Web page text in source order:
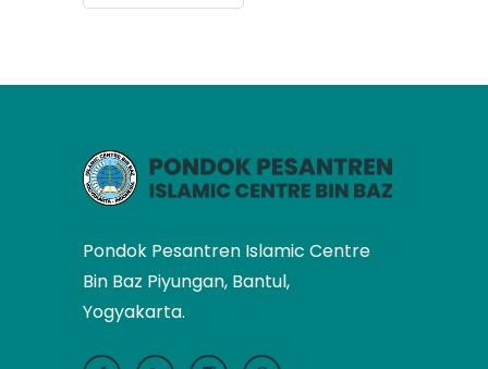
Pondok Pesantren Islamic Centre
Bin Baz Piyungan, Bantul,
Yogyakarta.